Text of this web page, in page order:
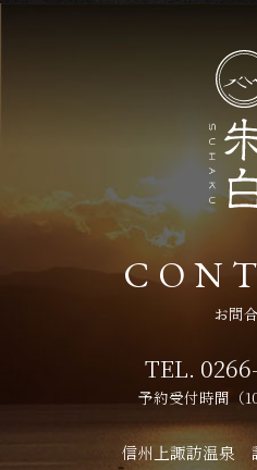
お問
TEL.
予約受付時間（
信州上諏訪温泉